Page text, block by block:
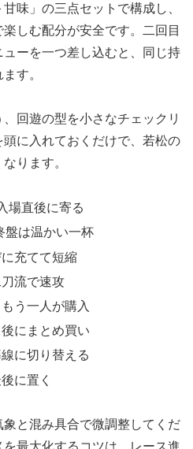
味」の三点セットで構成し、
しむ配分が安全です。二回目
ーを一つ差し込むと、同じ持
す。
回遊の型を小さなチェックリ
に入れておくだけで、若松の
ります。
場直後に寄る
盤は温かい一杯
充てて短縮
流で速攻
う一人が購入
にまとめ買い
に切り替える
に置く
と混み具合で微調整してくだ